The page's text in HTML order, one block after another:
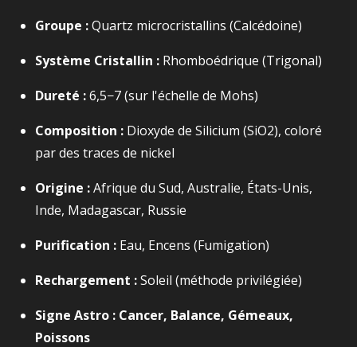
Groupe :Quartz microcristallins (Calcédoine)
Système Cristallin : Rhomboédrique (Trigonal)
Dureté :6,5−7(sur l'échelle de Mohs)
Composition : Dioxyde de Silicium (SiO2​), coloré
par des traces de nickel
Origine :Afrique du Sud, Australie, États-Unis,
Inde, Madagascar, Russie
Purification : Eau, Encens (Fumigation)
Rechargement :Soleil (méthode privilégiée)
Signe Astro : Cancer, Balance, Gémeaux,
Poissons